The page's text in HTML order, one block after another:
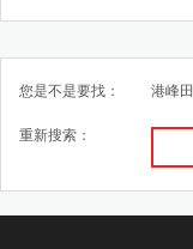
您是不是要找： 港峰田
重新搜索：